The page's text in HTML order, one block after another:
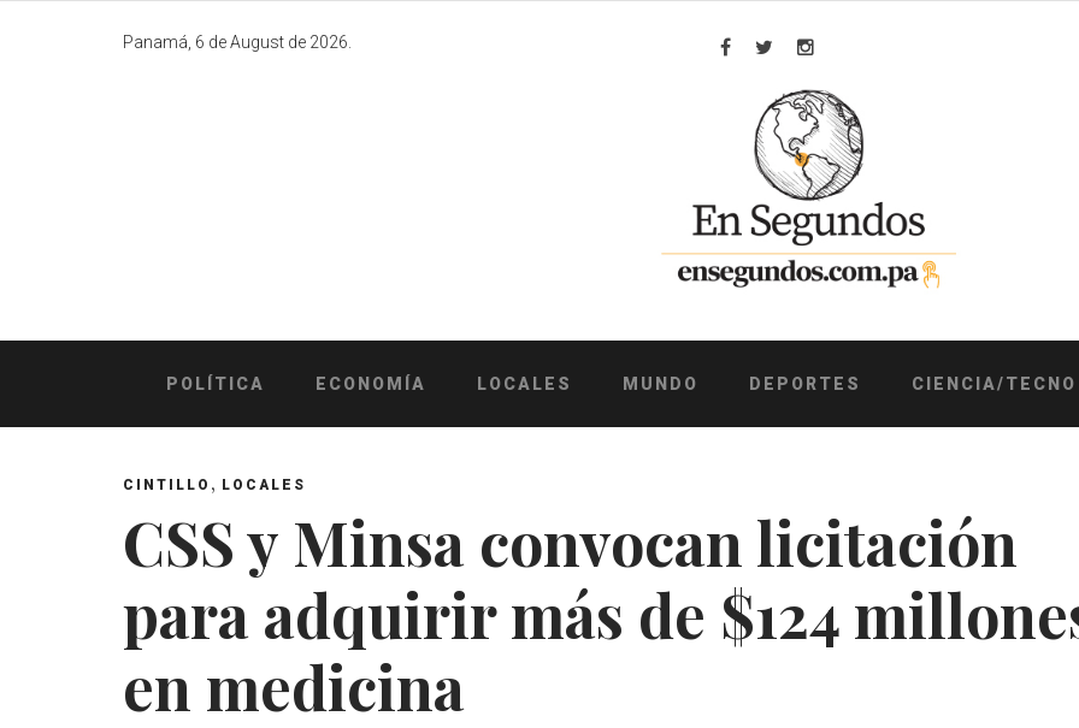
Panamá, 6 de August de 2026.
Facebook
TwitterInstagram
POLÍTICA ECONOMÍA LOCALES MUNDO DEPORTES CIENCIA/TECNO
CINTILLO , LOCALES
CSS y Minsa convocan licitación
para adquirir más de $124
en medicina